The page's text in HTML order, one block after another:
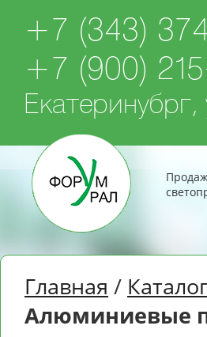
+7 (343)
+7 (900)
Главная / Каталог
Алюминиевые